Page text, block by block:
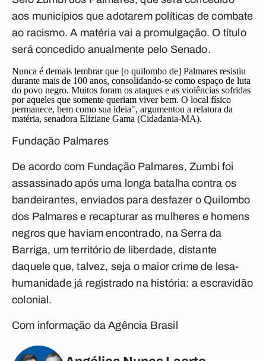
aos municípios que adotarem políticas de combate
ao racismo. A matéria vai a promulgação. O título
será concedido anualmente pelo Senado.
Nunca é demais lembrar que [o quilombo de] Palmares resistiu
durante mais de 100 anos, consolidando-se como espaço de luta
do povo negro. Muitos foram os ataques e as violências sofridas
por aqueles que somente queriam viver bem. O local físico
permanece, bem como sua ideia", argumentou a relatora da
matéria, senadora Eliziane Gama (Cidadania-MA).
Fundação Palmares
De acordo com Fundação Palmares, Zumbi foi
assassinado após uma longa batalha contra os
bandeirantes, enviados para desfazer o Quilombo
dos Palmares e recapturar as mulheres e homens
negros que haviam encontrado, na Serra da
Barriga, um território de liberdade, distante
daquele que, talvez, seja o maior crime de lesa-
humanidade já registrado na história: a escravidão
colonial.
Com informação da Agência Brasil